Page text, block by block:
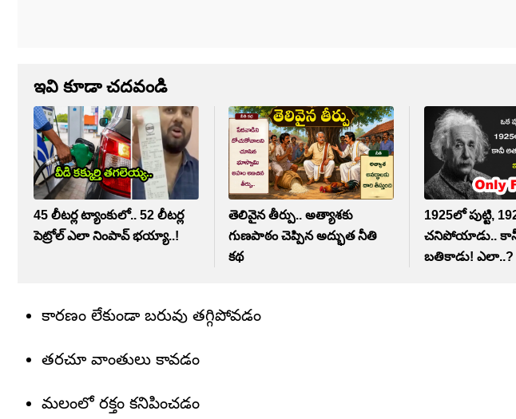
ఇవి కూడా చదవండి
45 లీటర్ల ట్యాంకులో.. 52 లీటర్ల
పెట్రోల్ ఎలా నింపావ్ భయ్యా..!
తెలివైన తీర్పు.. అత్యాశకు
గుణపాఠం చెప్పిన అద్భుత నీతి
కథ
1925లో పుట్టి,
చనిపోయాడు.. కానీ
బతికాడు! ఎలా..?
కారణం లేకుండా బరువు తగ్గిపోవడం
తరచూ వాంతులు కావడం
మలంలో రక్తం కనిపించడం